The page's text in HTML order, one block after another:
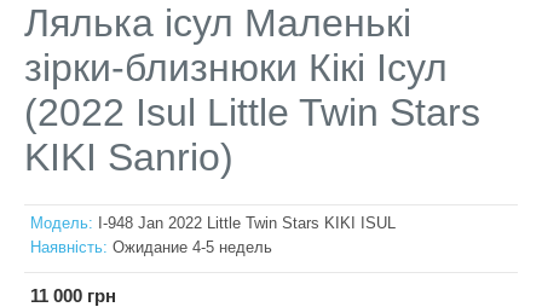
Лялька ісул Маленькі
зірки-близнюки Кікі Ісул
(2022 Isul Little Twin Stars
KIKI Sanrio)
Модель: I-948 Jan 2022 Little Twin Stars KIKI ISUL
Наявність: Ожидание 4-5 недель
11 000 грн